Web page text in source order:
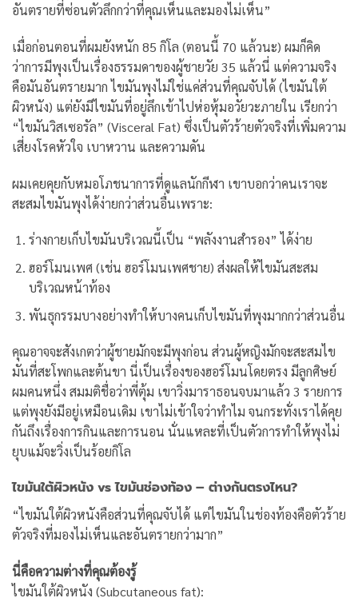
อันตรายที่ซ่อนตัวลึกกว่าที่คุณเห็นและมองไม่เห็น”
เมื่อก่อนตอนที่ผมยังหนัก 85 กิโล (ตอนนี้ 70 แล้วนะ) ผมก็คิด
ว่าการมีพุงเป็นเรื่องธรรมดาของผู้ชายวัย 35 แล้วนี่ แต่ความจริง
คือมันอันตรายมากไขมันพุงไม่ใช่แค่ส่วนที่คุณจับได้ (ไขมันใต้
ผิวหนัง) แต่ยังมีไขมันที่อยู่ลึกเข้าไปห่อหุ้มอวัยวะภายใน เรียกว่า
“ไขมันวิสเซอรัล” (Visceral Fat) ซึ่งเป็นตัวร้ายตัวจริงที่เพิ่มความ
เสี่ยงโรคหัวใจ เบาหวาน และความดัน
ผมเคยคุยกับหมอโภชนาการที่ดูแลนักกีฬา เขาบอกว่าคนเราจะ
สะสมไขมันพุงได้ง่ายกว่าส่วนอื่นเพราะ:
ร่างกายเก็บไขมันบริเวณนี้เป็น “พลังงานสำรอง” ได้ง่าย
ฮอร์โมนเพศ (เช่น ฮอร์โมนเพศชาย) ส่งผลให้ไขมันสะสม
บริเวณหน้าท้อง
พันธุกรรมบางอย่างทำให้บางคนเก็บไขมันที่พุงมากกว่าส่วนอื่น
คุณอาจจะสังเกตว่าผู้ชายมักจะมีพุงก่อน ส่วนผู้หญิงมักจะสะสมไข
มันที่สะโพกและต้นขา นี่เป็นเรื่องของฮอร์โมนโดยตรง มีลูกศิษย์
ผมคนหนึ่ง สมมติชื่อว่าพี่ตุ้ม เขาวิ่งมาราธอนจบมาแล้ว 3 รายการ
แต่พุงยังมีอยู่เหมือนเดิม เขาไม่เข้าใจว่าทำไม จนกระทั่งเราได้คุย
กันถึงเรื่องการกินและการนอน นั่นแหละที่เป็นตัวการทำให้พุงไม่
ยุบแม้จะวิ่งเป็นร้อยกิโล
ไขมันใต้ผิวหนัง vs ไขมันช่องท้อง – ต่างกันตรงไหน?
“ไขมันใต้ผิวหนังคือส่วนที่คุณจับได้ แต่ไขมันในช่องท้องคือตัวร้าย
ตัวจริงที่มองไม่เห็นและอันตรายกว่ามาก”
นี่คือความต่างที่คุณต้องรู้
ไขมันใต้ผิวหนัง (Subcutaneous fat):